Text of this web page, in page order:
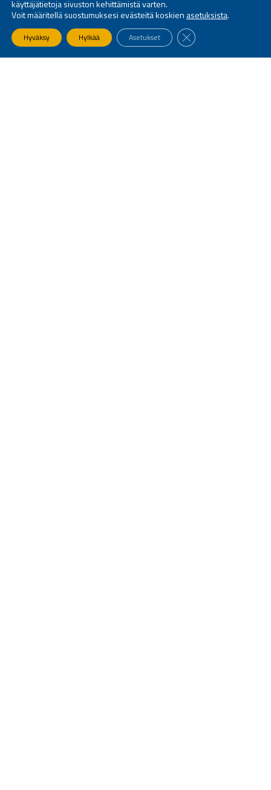
käyttäjätietoja sivuston kehittämistä varten.
Voit määritellä suostumuksesi evästeitä koskien asetuksista.
Hyväksy Hylkää Asetukset SULJE